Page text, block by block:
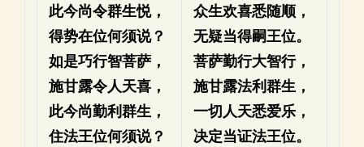
此今尚令群生悦，
得势在位何须说？
如是巧行智菩萨，
施甘露令人天喜，
此今尚勤利群生，
住法王位何须说？
众生欢喜悉随顺，
无疑当得嗣王位。
菩萨勤行大智行，
施甘露法利群生，
一切人天悉爱乐，
决定当证法王位。